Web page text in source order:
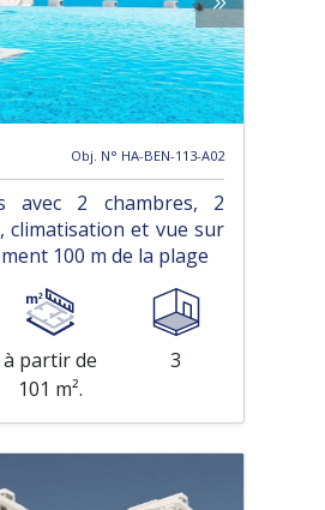
Obj. N° HA-BEN-113-A02
avec 2 chambres, 2
climatisation et vue sur
100 m de la plage
à partir de
101 m².
3